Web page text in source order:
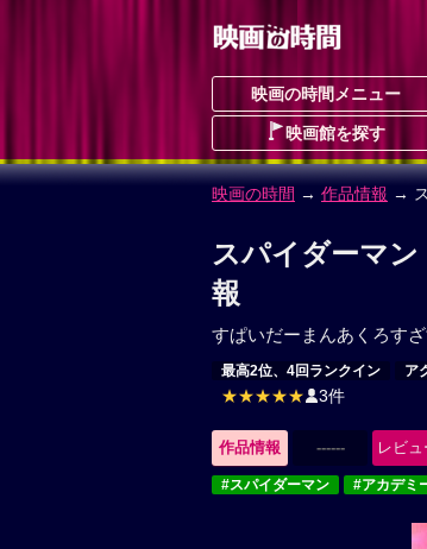
映画の時間メニュー
映画館を探す
映画の時間 → 作品情報 →
スパイダーマ
報
すぱいだーまんあくろす
最高2位、4回ランクイン ア
★★★★★ 3件
作品情報 ------ レビュ
#スパイダーマン #アカデミ